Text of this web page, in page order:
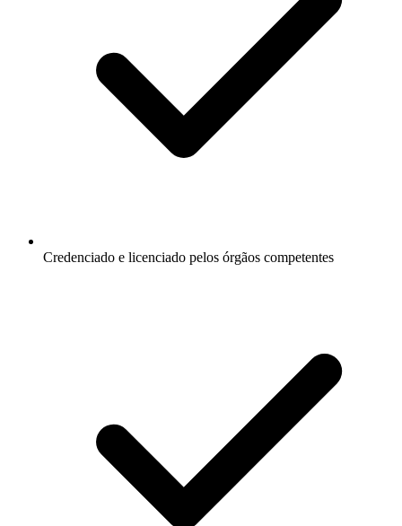
Credenciado e licenciado pelos órgãos competentes